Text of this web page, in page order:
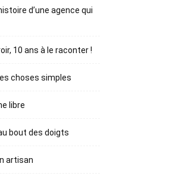
d’une agence qui
10 ans à le raconter !
choses simples
libre
bout des doigts
artisan